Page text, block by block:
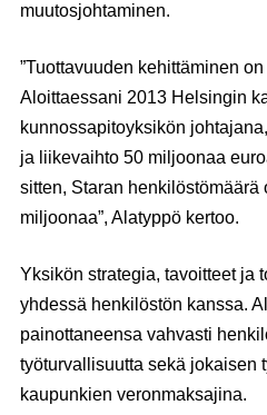
muutosjohtaminen.
”Tuottavuuden kehittäminen
Aloittaessani 2013 Helsingin
kunnossapitoyksikön
ja liikevaihto 50 miljoonaa
sitten, Staran
miljoonaa”, Alatyppö kertoo.
Yksikön strategia, tavoitteet ja
yhdessä henkilöstön kanssa.
painottaneensa vahvasti
työturvallisuutta sekä jokaisen
kaupunkien veronmaksajina.